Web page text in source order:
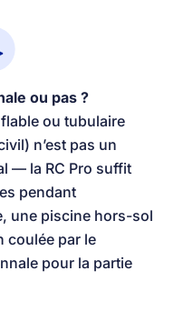
ou pas ?
ou tubulaire
n’est pas un
— la RC Pro suffit
pendant
une piscine hors-sol
coulée par le
pour la partie